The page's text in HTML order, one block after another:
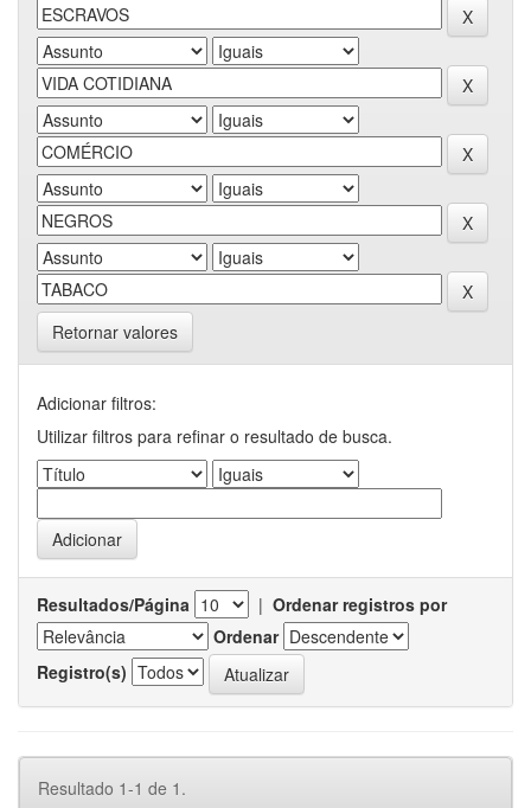
Retornar valores
Adicionar filtros:
Utilizar filtros para refinar o resultado de busca.
Resultados/Página | Ordenar registros por
Ordenar
Registro(s)
Resultado 1-1 de 1.